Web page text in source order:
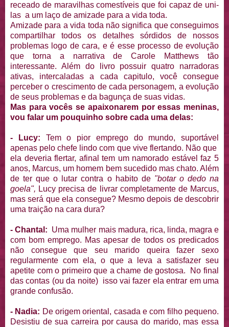
receado de maravilhas comestíveis que foi capaz de uni-
las a um laço de amizade para a vida toda.
Amizade para a vida toda não significa que conseguimos
compartilhar todos os detalhes sórdidos de nossos
problemas logo de cara, e é esse processo de evolução
que torna a narrativa de Carole Matthews tão
interessante. Além do livro possuir quatro narradoras
ativas, intercaladas a cada capitulo, você consegue
perceber o crescimento de cada personagem, a evolução
de seus problemas e da bagunça de suas vidas.
Mas para vocês se apaixonarem por essas meninas,
vou falar um pouquinho sobre cada uma delas:
- Lucy: Tem o pior emprego do mundo, suportável
apenas pelo chefe lindo com que vive flertando. Não que
ela deveria flertar, afinal tem um namorado estável faz 5
anos, Marcus, um homem bem sucedido mas chato. Além
de ter que o lutar contra o habito de "botar o dedo na
goela", Lucy precisa de livrar completamente de Marcus,
mas será que ela consegue? Mesmo depois de descobrir
uma traição na cara dura?
- Chantal: Uma mulher mais madura, rica, linda, magra e
com bom emprego. Mas apesar de todos os predicados
não consegue que seu marido queira fazer sexo
regularmente com ela, o que a leva a satisfazer seu
apetite com o primeiro que a chame de gostosa. No final
das contas (ou da noite) isso vai fazer ela entrar em uma
grande confusão.
- Nadia: De origem oriental, casada e com filho pequeno.
Desistiu de sua carreira por causa do marido, mas essa